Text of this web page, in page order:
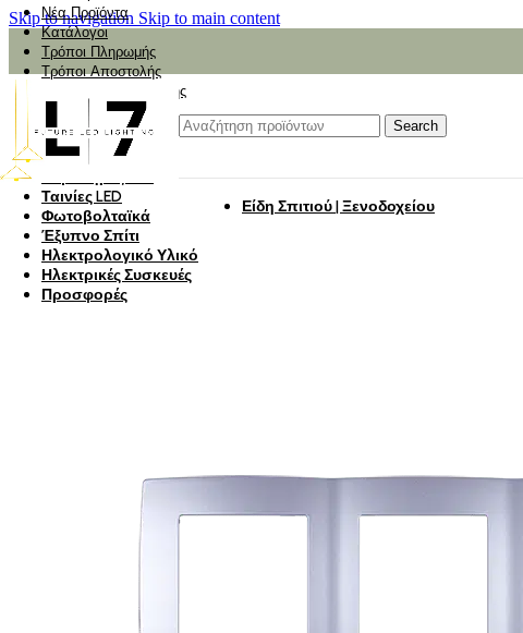
Skip to navigation Skip to main content
Νέα Προϊόντα
Κατάλογοι
Τρόποι Πληρωμής
Τρόποι Αποστολής
Αναζήτηση Αποστολής
Αξιολόγηση
Search
Φωτιστικά
Φωτιστικά Κήπου
Πάνελ Οροφής
Ταινίες LED
Φωτοβολταϊκά
Έξυπνο Σπίτι
Ηλεκτρολογικό Υλικό
Ηλεκτρικές Συσκευές
Προσφορές
Είδη Σπιτιού | Ξενοδοχείου